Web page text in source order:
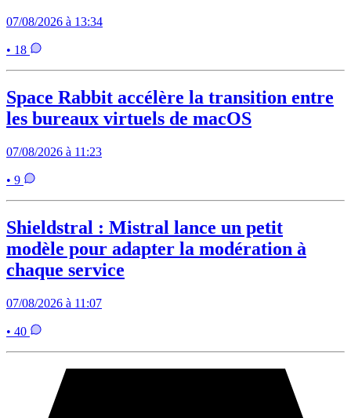
07/08/2026 à 13:34
• 18
Space Rabbit accélère la transition entre
les bureaux virtuels de macOS
07/08/2026 à 11:23
• 9
Shieldstral : Mistral lance un petit
modèle pour adapter la modération à
chaque service
07/08/2026 à 11:07
• 40